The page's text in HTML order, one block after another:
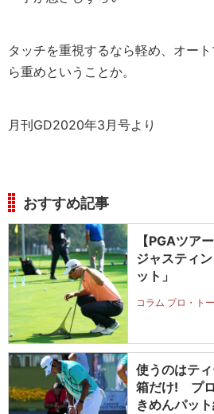
タッチを重視するなら軽め、オー
ら重めということか。
月刊GD2020年3月号より
おすすめ記事
【PGAツア
ジャスティ
ット」
コラム プロ・ト
使うのはテ
箱だけ! プ
きめんパッ